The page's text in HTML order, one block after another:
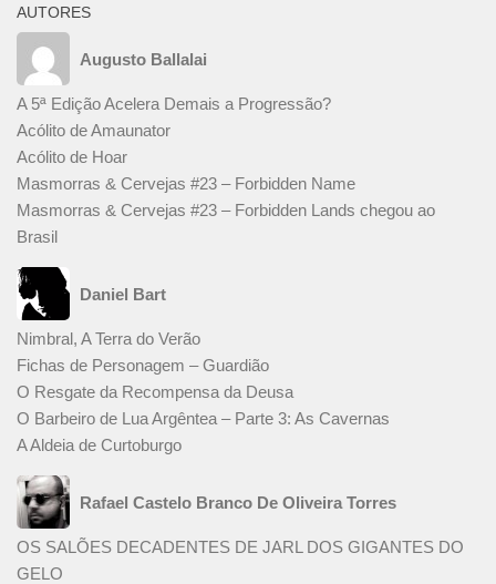
AUTORES
Augusto Ballalai
A 5ª Edição Acelera Demais a Progressão?
Acólito de Amaunator
Acólito de Hoar
Masmorras & Cervejas #23 – Forbidden Name
Masmorras & Cervejas #23 – Forbidden Lands chegou ao
Brasil
Daniel Bart
Nimbral, A Terra do Verão
Fichas de Personagem – Guardião
O Resgate da Recompensa da Deusa
O Barbeiro de Lua Argêntea – Parte 3: As Cavernas
A Aldeia de Curtoburgo
Rafael Castelo Branco De Oliveira Torres
OS SALÕES DECADENTES DE JARL DOS GIGANTES DO
GELO